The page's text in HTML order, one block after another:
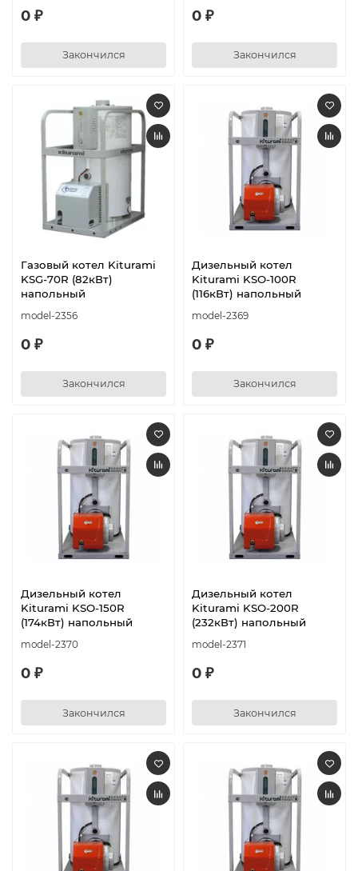
0 ₽
Закончился
0 ₽
Закончился
Газовый котел Kiturami
KSG-70R (82кВт)
напольный
model-2356
0 ₽
Закончился
Дизельный котел
Kiturami KSO-100R
(116кВт) напольный
model-2369
0 ₽
Закончился
Дизельный котел
Kiturami KSO-150R
(174кВт) напольный
model-2370
0 ₽
Закончился
Дизельный котел
Kiturami KSO-200R
(232кВт) напольный
model-2371
0 ₽
Закончился